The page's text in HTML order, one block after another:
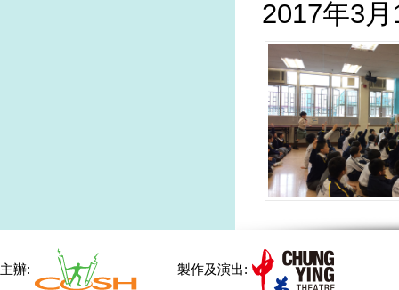
2017年3
主辦: 製作及演出: